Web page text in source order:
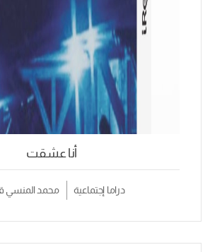
أنا عشقت
دراما إجتماعية محمد المنسي